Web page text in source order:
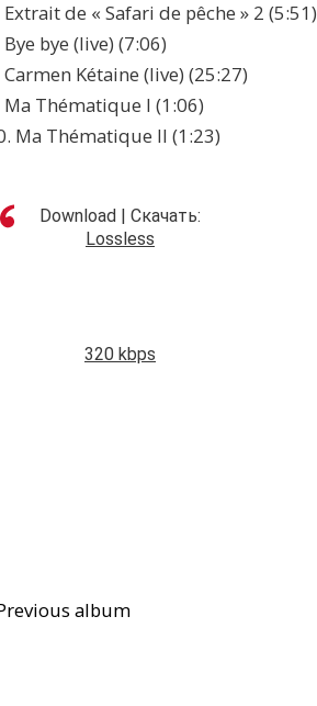
Extrait de « Safari de pêche » 2 (5:51)
Bye bye (live) (7:06)
Carmen Kétaine (live) (25:27)
Ma Thématique I (1:06)
Ma Thématique II (1:23)
Download | Скачать:
Lossless
320 kbps
album